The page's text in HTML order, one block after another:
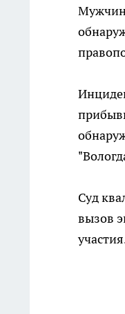
Суд
вызов